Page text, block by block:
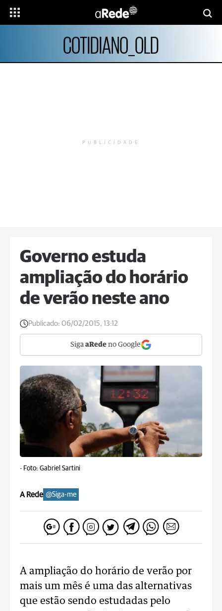
COTIDIANO_OLD
PUBLICIDADE
Governo estuda
ampliação do horário
de verão neste ano
Publicado: 06/02/2015, 13:12
Siga aRede no Google
- Foto: Gabriel Sartini
A Rede @Siga-me
A ampliação do horário de verão por
mais um mês é uma das alternativas
que estão sendo estudadas pelo